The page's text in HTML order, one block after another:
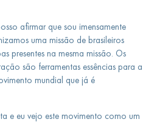
afirmar que sou imensamente
uma missão de brasileiros
presentes na mesma missão. Os
são ferramentas essências para a
mundial que já é
e eu vejo este movimento como um